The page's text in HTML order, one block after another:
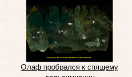
Олаф пробрался к спящему